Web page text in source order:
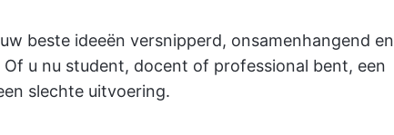
beste ideeën versnipperd, onsamenhangend en
u nu student, docent of professional bent, een
slechte uitvoering.